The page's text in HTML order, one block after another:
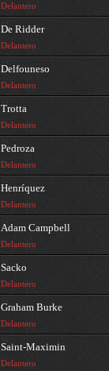
Delantero
De Ridder
Delantero
Delfouneso
Delantero
Trotta
Delantero
Pedroza
Delantero
Henríquez
Delantero
Adam Campbell
Delantero
Sacko
Delantero
Graham Burke
Delantero
Saint-Maximin
Delantero